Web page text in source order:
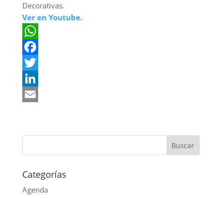
Decorativas.
Ver en Youtube.
W
h
a
p
F
a
c
o
k
T
w
e
r
L
e
d
I
i
lCategorías
Agenda